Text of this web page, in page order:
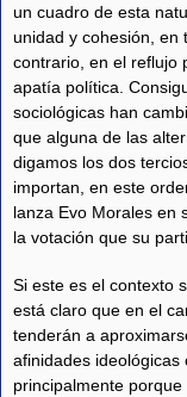
un cuadro de esta
unidad y cohesión, en
contrario, en el reflujo
apatía política.
sociológicas han
que alguna de las
digamos los dos
importan, en este
lanza Evo Morales en
la votación que su
Si este es el contexto
está claro que en el
tenderán a
afinidades
principalmente